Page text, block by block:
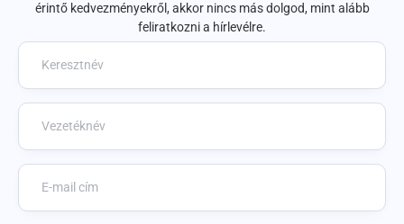
érintő kedvezményekről, akkor nincs más dolgod, mint alább
feliratkozni a hírlevélre.